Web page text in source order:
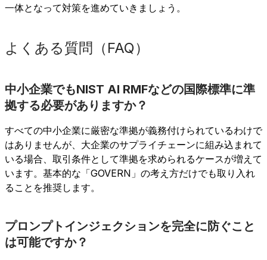
一体となって対策を進めていきましょう。
よくある質問（FAQ）
中小企業でもNIST AI RMFなどの国際標準に準
拠する必要がありますか？
すべての中小企業に厳密な準拠が義務付けられているわけで
はありませんが、大企業のサプライチェーンに組み込まれて
いる場合、取引条件として準拠を求められるケースが増えて
います。基本的な「GOVERN」の考え方だけでも取り入れ
ることを推奨します。
プロンプトインジェクションを完全に防ぐこと
は可能ですか？